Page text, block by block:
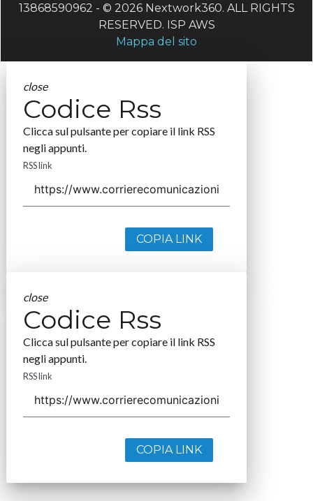
13868590962 - © 2026 Nextwork360. ALL RIGHTS
RESERVED. ISP AWS
Mappa del sito
close
Codice Rss
Clicca sul pulsante per copiare il link RSS
negli appunti.
RSS link
COPIA LINK
close
Codice Rss
Clicca sul pulsante per copiare il link RSS
negli appunti.
RSS link
COPIA LINK